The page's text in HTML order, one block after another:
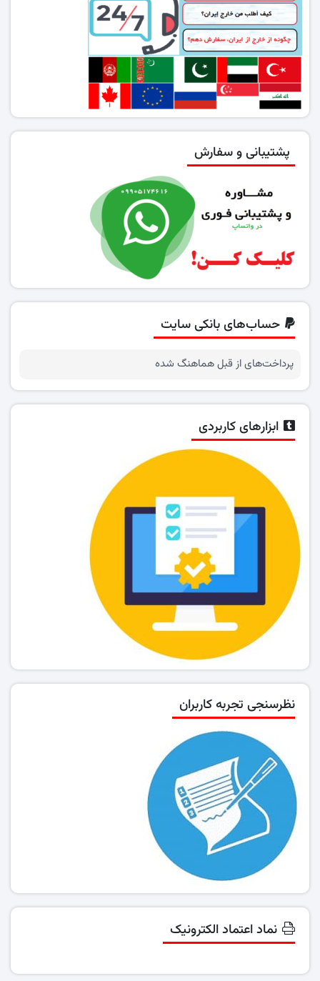
پشتیبانی و سفارش
حساب‌های بانکی سایت
پرداخت‌های از قبل هماهنگ شده
ابزارهای کاربردی
نظرسنجی تجربه کاربران
نماد اعتماد الکترونیک